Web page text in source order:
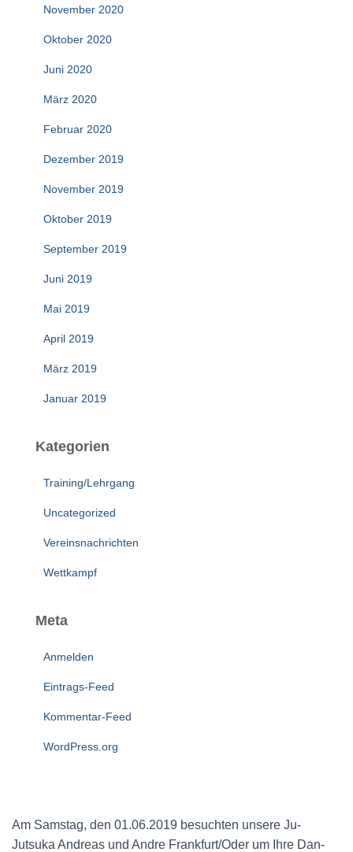
November 2020
Oktober 2020
Juni 2020
März 2020
Februar 2020
Dezember 2019
November 2019
Oktober 2019
September 2019
Juni 2019
Mai 2019
April 2019
März 2019
Januar 2019
Kategorien
Training/Lehrgang
Uncategorized
Vereinsnachrichten
Wettkampf
Meta
Anmelden
Eintrags-Feed
Kommentar-Feed
WordPress.org
Am Samstag, den 01.06.2019 besuchten unsere Ju-
Jutsuka Andreas und Andre Frankfurt/Oder um Ihre Dan-